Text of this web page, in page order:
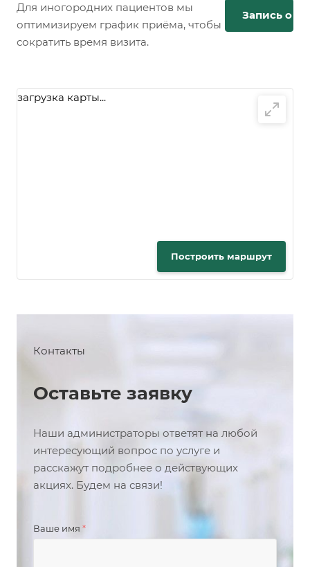
Для иногородних пациентов мы
оптимизируем график приёма, чтобы
сократить время визита.
Запись
загрузка карты...
Построить маршрут
Контакты
Оставьте заявку
Наши администраторы ответят на любой
интересующий вопрос по услуге и
расскажут подробнее о действующих
акциях. Будем на связи!
Ваше имя *